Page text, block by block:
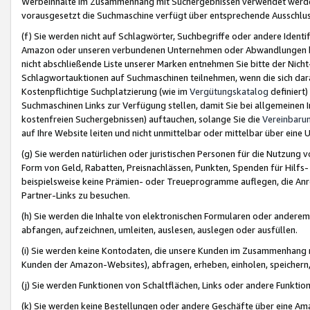
vorausgesetzt die Suchmaschine verfügt über entsprechende
(f) Sie werden nicht auf Schlagwörter, Suchbegriffe oder andere
Amazon oder unseren verbundenen Unternehmen oder
nicht abschließende Liste unserer Marken entnehmen Sie bitte der
Schlagwortauktionen auf Suchmaschinen teilnehmen, wenn die sich
Kostenpflichtige Suchplatzierung (wie im Vergütungskatalog definiert)
Suchmaschinen Links zur Verfügung stellen, damit Sie bei
kostenfreien Suchergebnissen) auftauchen, solange Sie die
auf Ihre Website leiten und nicht unmittelbar oder mittelbar über eine
(g) Sie werden natürlichen oder juristischen Personen für die Nutzung
Form von Geld, Rabatten, Preisnachlässen, Punkten, Spenden für
beispielsweise keine Prämien- oder Treueprogramme auflegen, die
Partner-Links zu besuchen.
(h) Sie werden die Inhalte von elektronischen Formularen oder
abfangen, aufzeichnen, umleiten, auslesen, auslegen oder ausfüllen.
(i) Sie werden keine Kontodaten, die unsere Kunden im
Kunden der Amazon-Websites), abfragen, erheben, einholen,
(j) Sie werden Funktionen von Schaltflächen, Links oder andere
(k) Sie werden keine Bestellungen oder andere Geschäfte über eine